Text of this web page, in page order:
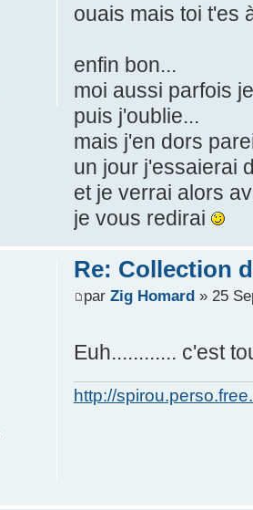
ouais mais toi t'es
enfin bon...
moi aussi parfois
puis j'oublie...
mais j'en dors
un jour j'essaierai
et je verrai alors
je vous redirai
Re: Collection
par Zig Homard» 25
Euh............ c'est
http://